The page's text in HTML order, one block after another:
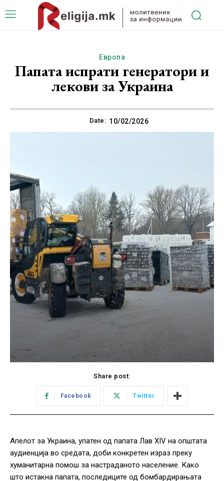
Европа
Папата испрати генератори и
лекови за Украина
Date: 10/02/2026
Share post:
Facebook Twitter
Апелот за Украина, упатен од папата Лав XIV на општата
аудиенција во средата, доби конкретен израз преку
хуманитарна помош за настраданото население. Како
што истакна папата, последиците од бомбардирањата